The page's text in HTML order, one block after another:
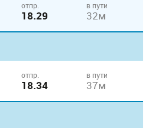
отпр.
18.29
в пути
32м
отпр.
18.34
в пути
37м